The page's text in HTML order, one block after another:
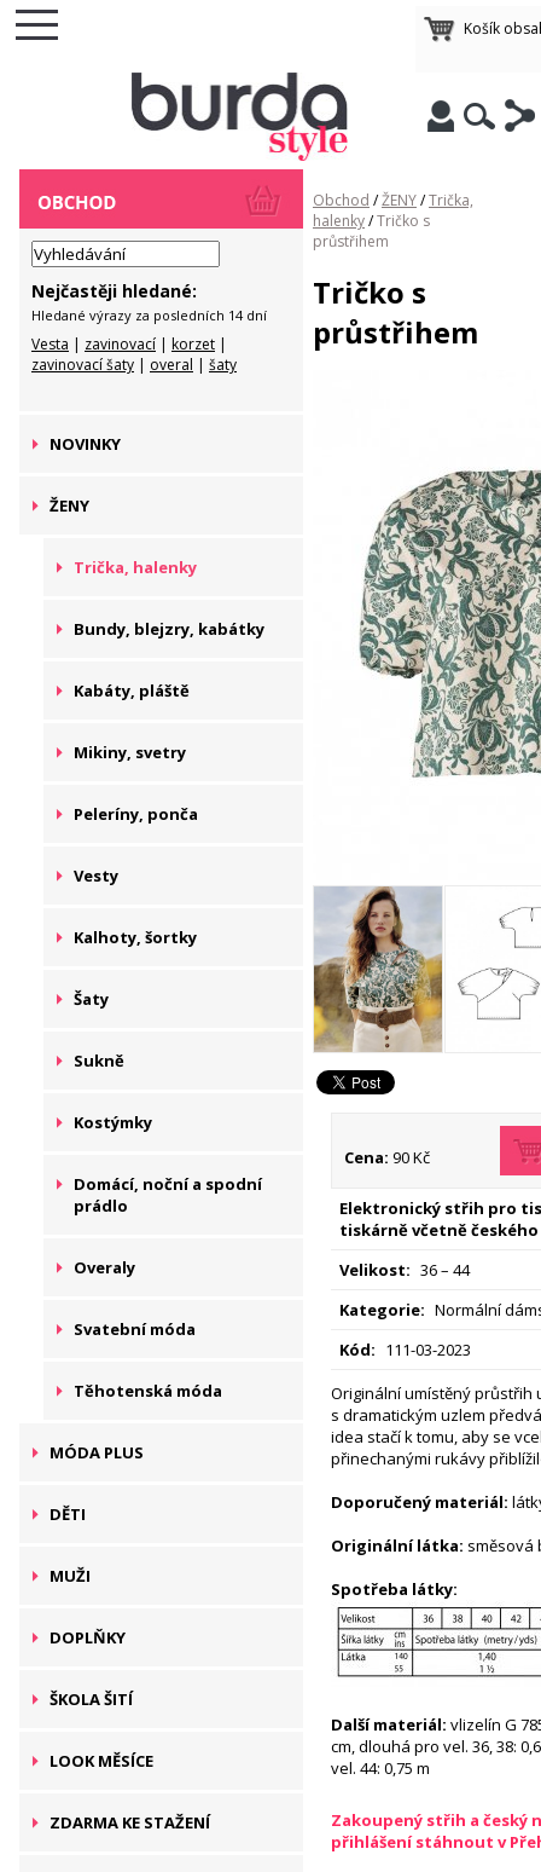
Košík
Nejčastěji hledané:
Hledané výrazy za posledních 14 dní
Vesta | zavinovací | korzet |
zavinovací šaty | overal | šaty
NOVINKY
ŽENY
Trička, halenky
Bundy, blejzry, kabátky
Kabáty, pláště
Mikiny, svetry
Peleríny, ponča
Vesty
Kalhoty, šortky
Šaty
Sukně
Kostýmky
Domácí, noční a spodní
prádlo
Overaly
Svatební móda
Těhotenská móda
MÓDA PLUS
DĚTI
MUŽI
DOPLŇKY
ŠKOLA ŠITÍ
LOOK MĚSÍCE
ZDARMA KE STAŽENÍ
Obchod /ŽENY/Trička,
halenky/Tričko s
průstřihem
Tričko s
průstřihem
Cena: 90 Kč
Elektronický střih pro
tiskárně včetně českého
Velikost: 36 – 44
Kategorie: Normální
Kód: 111-03-2023
Originální umístěný průstřih
s dramatickým uzlem
idea stačí k tomu, aby se
přinechanými rukávy
Doporučený materiál:
Originální látka: směsová
Spotřeba látky:
Další materiál: vlizelín G
cm, dlouhá pro vel. 36, 38:
vel. 44: 0,75 m
Zakoupený střih a český
přihlášení stáhnout v